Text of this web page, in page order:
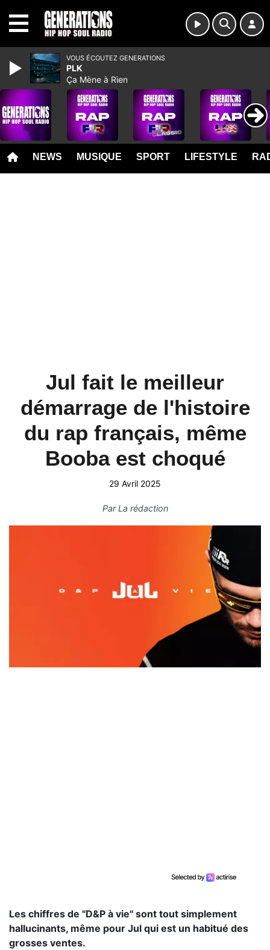
NEWS MUSIQUE SPORT LIFESTYLE
Jul fait le meilleur
démarrage de l'histoire
du rap français, même
Booba est choqué
29 Avril 2025
ParLa rédaction
Les chiffres de "D&P à vie" sont tout simplement
hallucinants, même pour Jul qui est un habitué des
grosses ventes.
VOUS ÉCOUTEZ GENERATIONS
PLK
Ça Mène à Rien